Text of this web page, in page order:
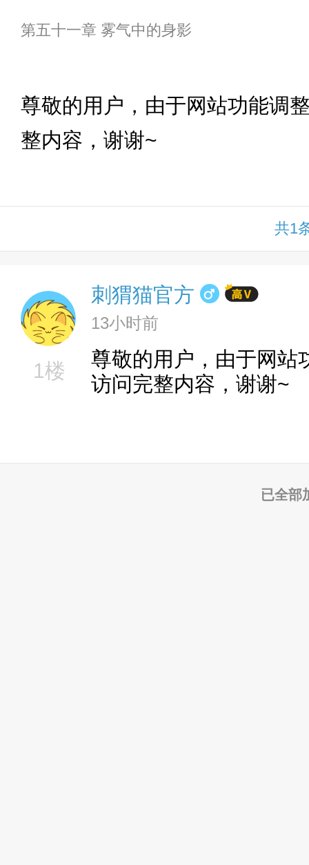
第五十一章 雾气中的身影
尊敬的用户，由于网站功能调
整内容，谢谢~
共1
1楼
刺猬猫官方
13小时前
尊敬的用户，由于网站
访问完整内容，谢谢~
已全部